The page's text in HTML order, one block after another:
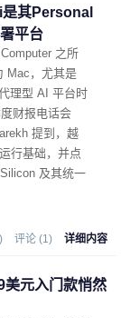
其Personal
平台
之所
Mac，尤其是
理型 AI 平台时
财报电话会
提到，越
行基础，并点
及其统一
评论 (1) 详细内容
美元入门款悄然